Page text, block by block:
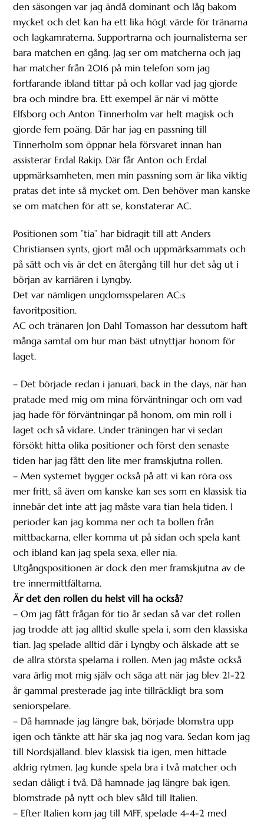
den säsongen var jag ändå dominant och låg bakom
mycket och det kan ha ett lika högt värde för tränarna
och lagkamraterna. Supportrarna och journalisterna ser
bara matchen en gång. Jag ser om matcherna och jag
har matcher från 2016 på min telefon som jag
fortfarande ibland tittar på och kollar vad jag gjorde
bra och mindre bra. Ett exempel är när vi mötte
Elfsborg och Anton Tinnerholm var helt magisk och
gjorde fem poäng. Där har jag en passning till
Tinnerholm som öppnar hela försvaret innan han
assisterar Erdal Rakip. Där får Anton och Erdal
uppmärksamheten, men min passning som är lika viktig
pratas det inte så mycket om. Den behöver man kanske
se om matchen för att se, konstaterar AC.
Positionen som ”tia” har bidragit till att Anders
Christiansen synts, gjort mål och uppmärksammats och
på sätt och vis är det en återgång till hur det såg ut i
början av karriären i Lyngby.
Det var nämligen ungdomsspelaren AC:s
favoritposition.
AC och tränaren Jon Dahl Tomasson har dessutom haft
många samtal om hur man bäst utnyttjar honom för
laget.
– Det började redan i januari, back in the days, när han
pratade med mig om mina förväntningar och om vad
jag hade för förväntningar på honom, om min roll i
laget och så vidare. Under träningen har vi sedan
försökt hitta olika positioner och först den senaste
tiden har jag fått den lite mer framskjutna rollen.
– Men systemet bygger också på att vi kan röra oss
mer fritt, så även om kanske kan ses som en klassisk tia
innebär det inte att jag måste vara tian hela tiden. I
perioder kan jag komma ner och ta bollen från
mittbackarna, eller komma ut på sidan och spela kant
och ibland kan jag spela sexa, eller nia.
Utgångspositionen är dock den mer framskjutna av de
tre innermittfältarna.
Är det den rollen du helst vill ha också?
– Om jag fått frågan för tio år sedan så var det rollen
jag trodde att jag alltid skulle spela i, som den klassiska
tian. Jag spelade alltid där i Lyngby och älskade att se
de allra största spelarna i rollen. Men jag måste också
vara ärlig mot mig själv och säga att när jag blev 21-22
år gammal presterade jag inte tillräckligt bra som
seniorspelare.
– Då hamnade jag längre bak, började blomstra upp
igen och tänkte att här ska jag nog vara. Sedan kom jag
till Nordsjälland. blev klassisk tia igen, men hittade
aldrig rytmen. Jag kunde spela bra i två matcher och
sedan dåligt i två. Då hamnade jag längre bak igen,
blomstrade på nytt och blev såld till Italien.
– Efter Italien kom jag till MFF, spelade 4-4-2 med